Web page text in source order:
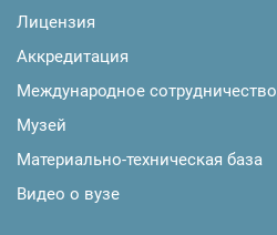
Лицензия
Аккредитация
Международное сотрудничество
Музей
Материально-техническая база
Видео о вузе